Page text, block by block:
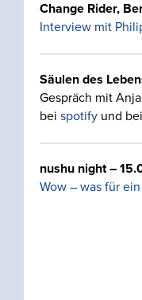
Change Rider,
Interview mit
Säulen des
Gespräch mit
bei spotify und bei
nushu night –
Wow – was für